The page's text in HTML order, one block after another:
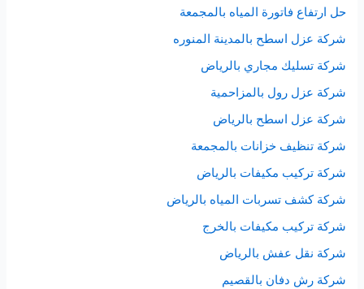
حل ارتفاع فاتورة المياه بالمجمعة
شركة عزل اسطح بالمدينة المنوره
شركة تسليك مجاري بالرياض
شركة عزل رول بالمزاحمية
شركة عزل اسطح بالرياض
شركة تنظيف خزانات بالمجمعة
شركة تركيب مكيفات بالرياض
شركة كشف تسربات المياه بالرياض
شركة تركيب مكيفات بالخرج
شركة نقل عفش بالرياض
شركة رش دفان بالقصيم